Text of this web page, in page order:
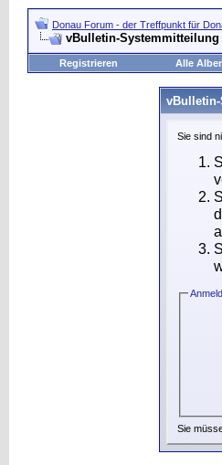
Donau Forum - der Treffpunkt für
vBulletin-Systemmitteilung
Registrieren Alle
Sie sind
Sie